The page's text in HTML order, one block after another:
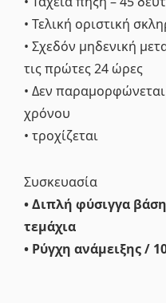
• Τελική οριστική
• Σχεδόν μηδενική
τις πρώτες 24 ώρες
• Δεν
χρόνου
• τροχίζεται
Συσκευασία
• Διπλή φύσιγγα
τεμάχια
• Ρύγχη ανάμειξης /